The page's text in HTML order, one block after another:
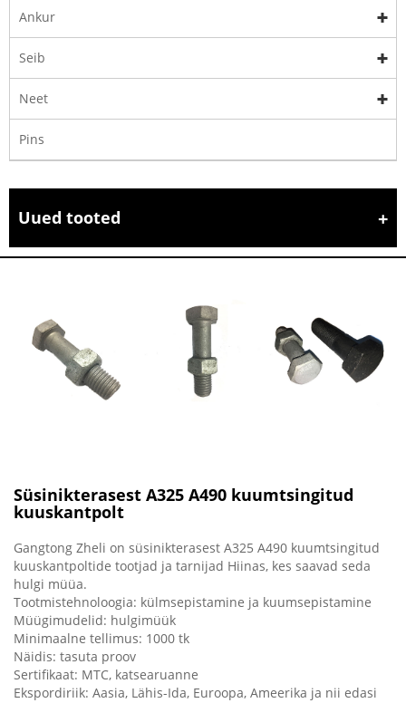
Ankur
Seib
Neet
Pins
Uued tooted
Süsinikterasest A325 A490 kuumtsingitud
kuuskantpolt
Gangtong Zheli on süsinikterasest A325 A490 kuumtsingitud
kuuskantpoltide tootjad ja tarnijad Hiinas, kes saavad seda
hulgi müüa.
Tootmistehnoloogia: külmsepistamine ja kuumsepistamine
Müügimudelid: hulgimüük
Minimaalne tellimus: 1000 tk
Näidis: tasuta proov
Sertifikaat: MTC, katsearuanne
Ekspordiriik: Aasia, Lähis-Ida, Euroopa, Ameerika ja nii edasi